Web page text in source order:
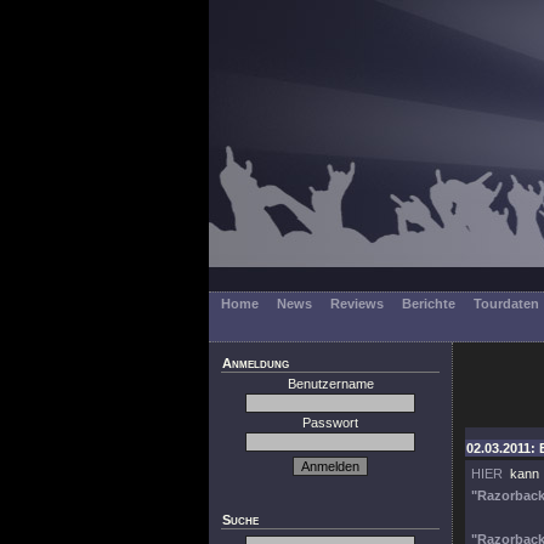
Home News Reviews Berichte Tourdaten
Anmeldung
Benutzername
Passwort
Suche
02.03.2011:
HIER